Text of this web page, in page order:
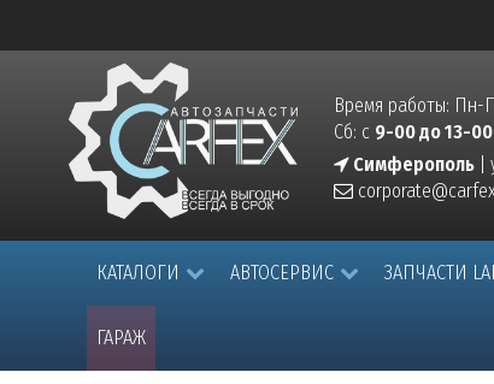
Время работы: Пн-
Сб: с 9-00 до 13-00
Симферополь |
КАТАЛОГИ АВТОСЕРВИС ЗАПЧАСТИ
ГАРАЖ